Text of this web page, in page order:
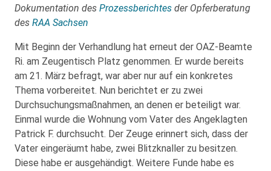
Dokumentation des Prozessberichtes der Opferberatung
des RAA Sachsen
Mit Beginn der Verhandlung hat erneut der OAZ-Beamte
Ri. am Zeugentisch Platz genommen. Er wurde bereits
am 21. März befragt, war aber nur auf ein konkretes
Thema vorbereitet. Nun berichtet er zu zwei
Durchsuchungsmaßnahmen, an denen er beteiligt war.
Einmal wurde die Wohnung vom Vater des Angeklagten
Patrick F. durchsucht. Der Zeuge erinnert sich, dass der
Vater eingeräumt habe, zwei Blitzknaller zu besitzen.
Diese habe er ausgehändigt. Weitere Funde habe es